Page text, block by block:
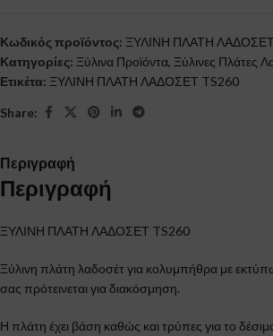
Κωδικός προϊόντος: ΞΥΛΙΝΗ ΠΛΑΤΗ
Κατηγορίες: Ξύλινα Προϊόντα, Ξύλινες Πλάτες
Ετικέτα: ΞΥΛΙΝΗ ΠΛΑΤΗ ΛΑΔΟΣΕΤ TS260
Share:
Περιγραφή
Περιγραφή
ΞΥΛΙΝΗ ΠΛΑΤΗ ΛΑΔΟΣΕΤ TS260
Ξύλινη πλάτη λαδοσέτ για κολυμπήθρα με
σας πρότεινεται για διακόσμηση.
Η πλάτη έχει βάση καθώς και τρύπες για το